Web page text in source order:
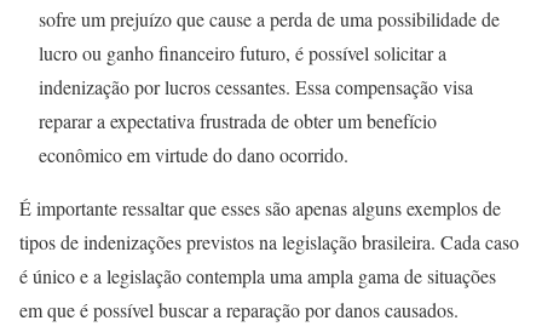
sofre um prejuízo que cause a perda de uma possibilidade de
lucro ou ganho financeiro futuro, é possível solicitar a
indenização por lucros cessantes. Essa compensação visa
reparar a expectativa frustrada de obter um benefício
econômico em virtude do dano ocorrido.
É importante ressaltar que esses são apenas alguns exemplos de
tipos de indenizações previstos na legislação brasileira. Cada caso
é único e a legislação contempla uma ampla gama de situações
em que é possível buscar a reparação por danos causados.